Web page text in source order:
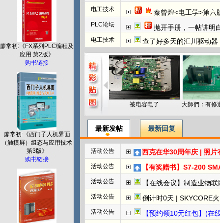
廖常初:《FX系列PLC编程及
应用 第2版》
购书链接
廖常初:《西门子人机界面
（触摸屏）组态与应用技术
第3版》
购书链接
电工技术 秦曾煌<电工学>第六
PLC论坛 抛开手册，一帖讲明白欧姆龙NC
电工技术 查了好多天的汇川驱动
被电容电了
最新发帖 最新回复
活动公告 西克在华30周年庆 | 照片
活动公告 【有奖赠书】S7-200 SMART
活动公告 【在线会议】制造业物
活动公告 倒计时0天 | SKYCORE火山湖超级工厂全
活动公告 【预约领10元红包】(在线直播)福